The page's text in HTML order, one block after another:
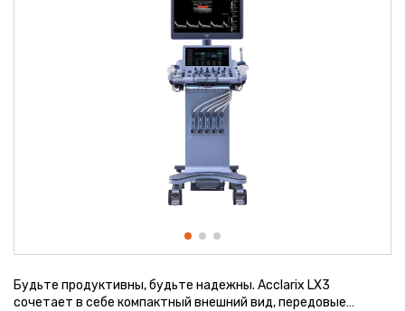
Будьте продуктивны, будьте надежны. Acclarix LX3
сочетает в себе компактный внешний вид, передовые